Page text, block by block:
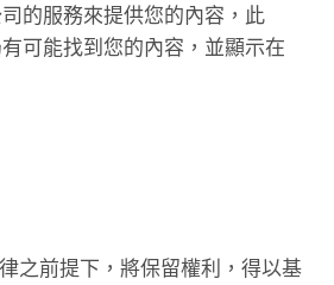
的服務來提供您的內容，此
可能找到您的內容，並顯示在
之前提下，將保留權利，得以基